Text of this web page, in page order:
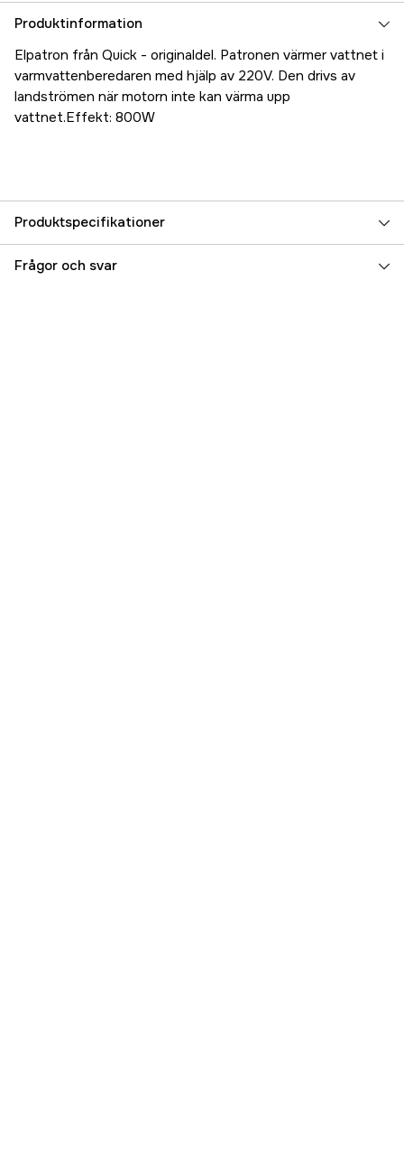
Produktinformation
Elpatron från Quick - originaldel. Patronen värmer vattnet i
varmvattenberedaren med hjälp av 220V. Den drivs av
landströmen när motorn inte kan värma upp
vattnet.Effekt: 800W
Produktspecifikationer
Referensnummer 5000070463
Frågor och svar